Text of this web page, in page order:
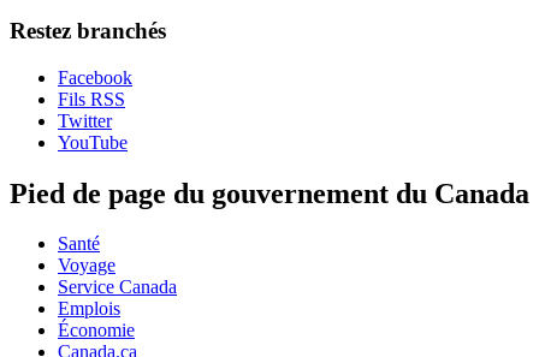
Restez branchés
Facebook
Fils RSS
Twitter
YouTube
Pied de page du gouvernement du Canada
Santé
Voyage
Service Canada
Emplois
Économie
Canada.ca